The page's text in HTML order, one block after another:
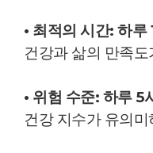
• 최적의 시간: 하루
건강과 삶의 만족
• 위험 수준: 하루 5
건강 지수가 유의